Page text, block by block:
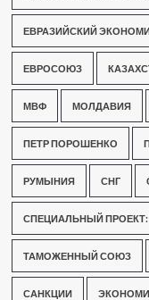
ЕВРАЗИЙСКИЙ
ЕВРОСОЮЗ
МВФ МОЛДАВИЯ
ПЕТР ПОРОШЕНКО
РУМЫНИЯ СНГ
СПЕЦИАЛЬНЫЙ ПРОЕКТ:
ТАМОЖЕННЫЙ СОЮЗ
САНКЦИИ